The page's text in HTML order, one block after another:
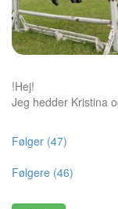
!Hej!
Jeg hedder Kristina
Følger (47)
Følgere (46)